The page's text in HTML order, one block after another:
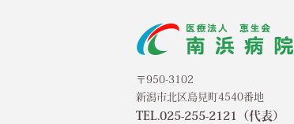
〒950-3102
新潟市北区島見町4540番地
TEL.025-255-2121（代表）